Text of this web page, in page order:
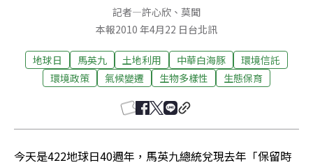
記者—許心欣 、 莫聞
本報2010 年4月22 日台北訊
地球日 馬英九 土地利用 中華白海豚
環境信託
環境政策
氣候變遷 生物多樣性 生態保育
今天是422地球日40週年，馬英九總統兌現去年「保留時